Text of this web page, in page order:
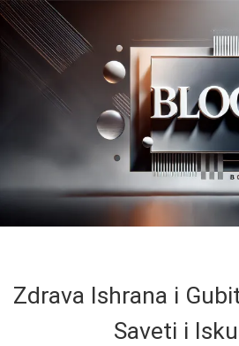
Zdrava Ishrana i
Saveti i